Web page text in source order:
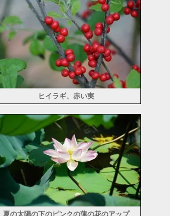
ヒイラギ、赤い実
夏の太陽の下のピンクの蓮の花のアップ